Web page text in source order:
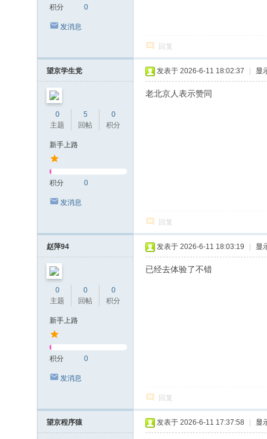
积分 0
发消息
回复
望京学生党
0
主题
5
回帖
0
积分
新手上路
积分 0
发消息
发表于 2026-6-11 18:02:37 显
老北京人表示赞同
回复
赵萍94
0
主题
0
回帖
0
积分
新手上路
积分 0
发消息
发表于 2026-6-11 18:03:19 显
已经去体验了不错
回复
望京程序猿 发表于 2026-6-11 17:37:58 显